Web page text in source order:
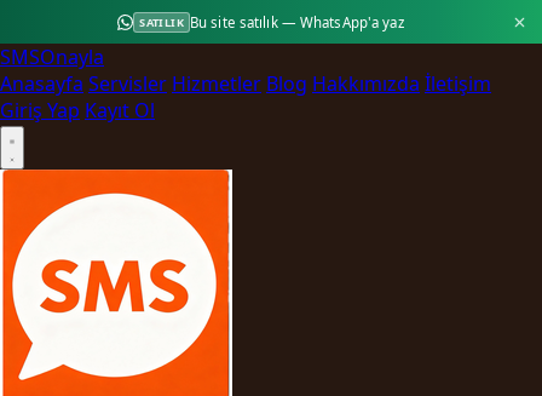
SATILIK Bu site satılık — WhatsApp'a yaz
SMSOnayla
Anasayfa Servisler Hizmetler Blog Hakkımızda İletişim
Giriş Yap Kayıt Ol